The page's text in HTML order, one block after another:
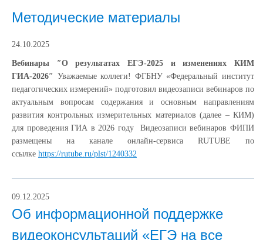
Методические материалы
24.10.2025
Вебинары ″О результатах ЕГЭ-2025 и изменениях КИМ
ГИА-2026″ Уважаемые коллеги! ФГБНУ «Федеральный институт
педагогических измерений» подготовил видеозаписи вебинаров по
актуальным вопросам содержания и основным направлениям
развития контрольных измерительных материалов (далее – КИМ)
для проведения ГИА в 2026 году Видеозаписи вебинаров ФИПИ
размещены на канале онлайн-сервиса RUTUBE по
ссылке https://rutube.ru/plst/1240332
09.12.2025
Об информационной поддержке
видеоконсультаций «ЕГЭ на все